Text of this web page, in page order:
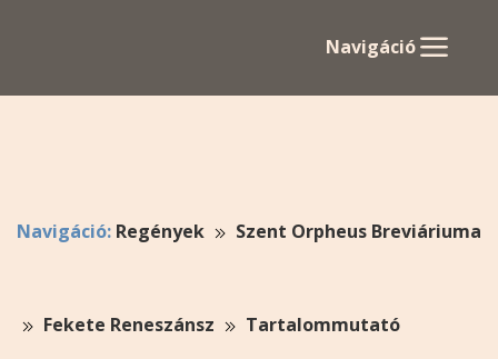
Navigáció
Navigáció: Regények Szent Orpheus Breviáriuma
Fekete Reneszánsz Tartalommutató